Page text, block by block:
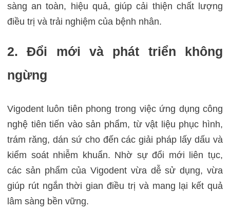
sàng an toàn, hiệu quả, giúp cải thiện chất lượng
điều trị và trải nghiệm của bệnh nhân.
2. Đổi mới và phát triển không
ngừng
Vigodent luôn tiên phong trong việc ứng dụng công
nghệ tiên tiến vào sản phẩm, từ vật liệu phục hình,
trám răng, dán sứ cho đến các giải pháp lấy dấu và
kiểm soát nhiễm khuẩn. Nhờ sự đổi mới liên tục,
các sản phẩm của Vigodent vừa dễ sử dụng, vừa
giúp rút ngắn thời gian điều trị và mang lại kết quả
lâm sàng bền vững.